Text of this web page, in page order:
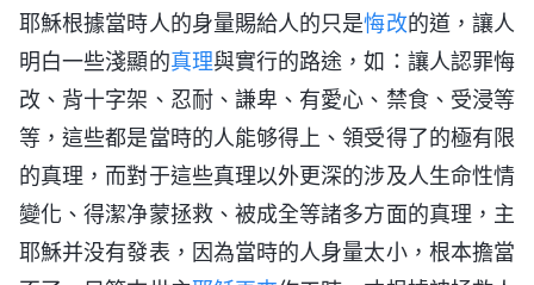
耶穌根據當時人的身量賜給人的只是悔改的道，讓人
明白一些淺顯的真理與實行的路途，如：讓人認罪悔
改、背十字架、忍耐、謙卑、有愛心、禁食、受浸等
等，這些都是當時的人能够得上、領受得了的極有限
的真理，而對于這些真理以外更深的涉及人生命性情
變化、得潔净蒙拯救、被成全等諸多方面的真理，主
耶穌并没有發表，因為當時的人身量太小，根本擔當